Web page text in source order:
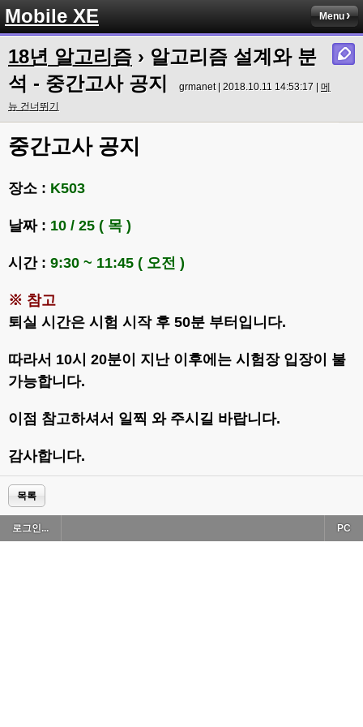
Mobile XE Menu
18년 알고리즘 › 알고리즘 설계와 분
석 - 중간고사 공지
grmanet | 2018.10.11 14:53:17 | 메
뉴 건너뛰기
중간고사 공지
장소 : K503
날짜 : 10 / 25 ( 목 )
시간 : 9:30 ~ 11:45 ( 오전 )
※ 참고
퇴실 시간은 시험 시작 후 50분 부터입니다.
따라서 10시 20분이 지난 이후에는 시험장 입장이 불
가능합니다.
이점 참고하셔서 일찍 와 주시길 바랍니다.
감사합니다.
목록
로그인... PC